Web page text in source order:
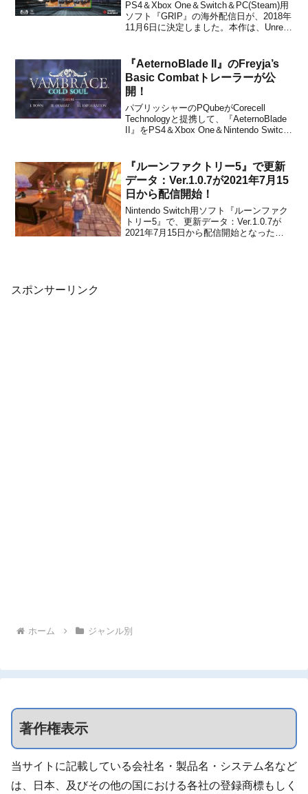
PS4＆Xbox One＆Switch＆PC(Steam)用
ソフト『GRIP』の海外配信日が、2018年
11月6日に決定しました。本作は、Unreal
Kickstarterキャンペーンでプロジェク
ト...
『AeternoBlade II』のFreyja’s
Basic Combatトレーラーが公
開！
パブリッシャーのPQubeがCorecell
Technologyと提携して、『AeternoBlade
II』をPS4＆Xbox One＆Nintendo Switch
的な販売については、何も語られてい...
『ルーンファクトリー5』で更新
データ：Ver.1.0.7が2021年7月15
日から配信開始！
Nintendo Switch用ソフト『ルーンファク
トリー5』で、更新データ：Ver.1.0.7が
2021年7月15日から配信開始となったこ
スポンサーリンク
ホーム ジャンル別
著作権表示
当サイトに記載している会社名・製品名・システム名など
は、日本、及びその他の国における各社の登録商標もしく